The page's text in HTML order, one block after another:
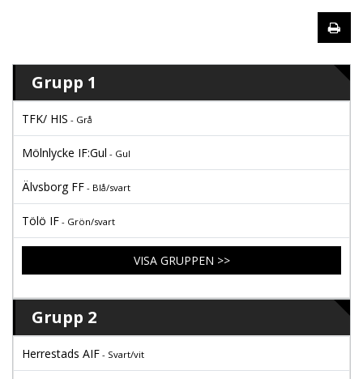
Grupp 1
TFK/ HIS - Grå
Mölnlycke IF:Gul - Gul
Älvsborg FF - Blå/svart
Tölö IF - Grön/svart
VISA GRUPPEN >>
Grupp 2
Herrestads AIF - Svart/vit